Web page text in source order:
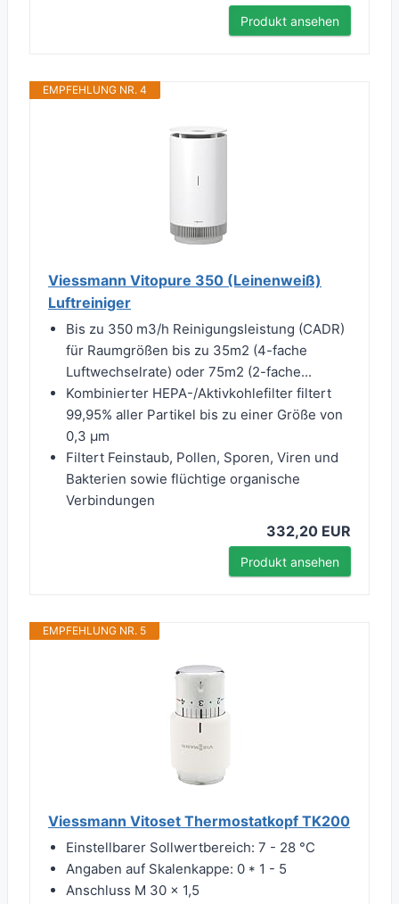
Produkt ansehen
EMPFEHLUNG NR. 4
Viessmann Vitopure 350 (Leinenweiß)
Luftreiniger
Bis zu 350 m3/h Reinigungsleistung (CADR)
für Raumgrößen bis zu 35m2 (4-fache
Luftwechselrate) oder 75m2 (2-fache...
Kombinierter HEPA-/Aktivkohlefilter filtert
99,95% aller Partikel bis zu einer Größe von
0,3 µm
Filtert Feinstaub, Pollen, Sporen, Viren und
Bakterien sowie flüchtige organische
Verbindungen
332,20 EUR
Produkt ansehen
EMPFEHLUNG NR. 5
Viessmann Vitoset Thermostatkopf TK200
Einstellbarer Sollwertbereich: 7 - 28 °C
Angaben auf Skalenkappe: 0 * 1 - 5
Anschluss M 30 x 1,5